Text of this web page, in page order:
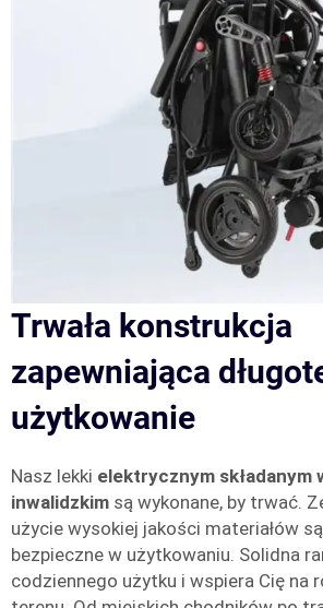
Trwała konstrukcja
zapewniająca
użytkowanie
Nasz lekki elektrycznym składanym
inwalidzkim są wykonane, by trwać.
użycie wysokiej jakości materiałów
bezpieczne w użytkowaniu. Solidna
codziennego użytku i wspiera Cię na